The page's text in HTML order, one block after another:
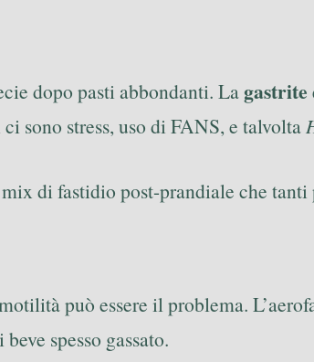
dopo pasti abbondanti. Lagastrite
sono stress, uso di FANS, e talvolta
di fastidio post-prandiale che
può essere il problema.
spesso gassato.